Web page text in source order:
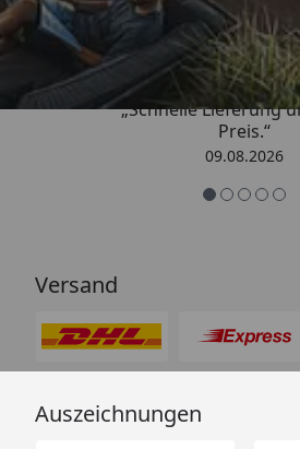
4,83/ 5
„Schnelle Lieferung
Preis.“
09.08.2026
Versand
Auszeichnungen